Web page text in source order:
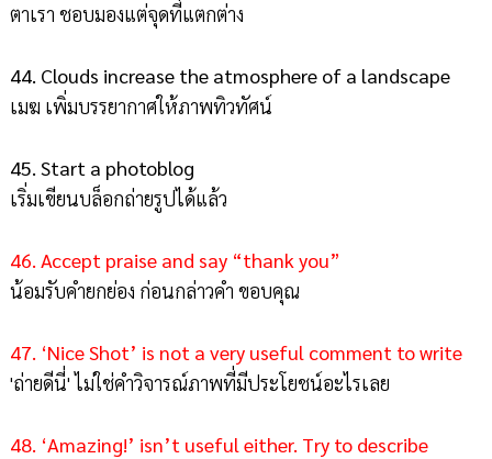
ตาเรา ชอบมองแต่จุดที่แตกต่าง
44. Clouds increase the atmosphere of a landscape
เมฆ เพิ่มบรรยากาศให้ภาพทิวทัศน์
45. Start a photoblog
เริ่มเขียนบล็อกถ่ายรูปได้แล้ว
46. Accept praise and say “thank you”
น้อมรับคำยกย่อง ก่อนกล่าวคำ ขอบคุณ
47. ‘Nice Shot’ is not a very useful comment to write
'ถ่ายดีนี่' ไม่ใช่คำวิจารณ์ภาพที่มีประโยชน์อะไรเลย
48. ‘Amazing!’ isn’t useful either. Try to describe